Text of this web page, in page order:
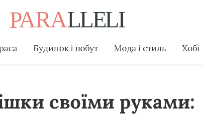
Будинок і побут Мода і стиль Хобі
своїми руками: